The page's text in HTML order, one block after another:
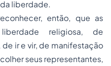
liberdade.
então, que as
religiosa, de
ir e vir, de manifestação
seus representantes,